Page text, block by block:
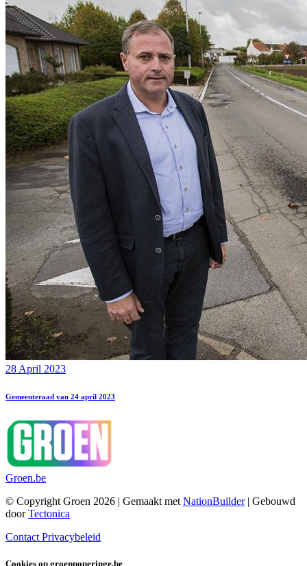
28 April 2023
Gemeenteraad van 24 april 2023
Groen.be
© Copyright Groen 2026 | Gemaakt met NationBuilder| Gebouwd
doorTectonica
Contact Privacybeleid
Cookies op groenpoperinge.be